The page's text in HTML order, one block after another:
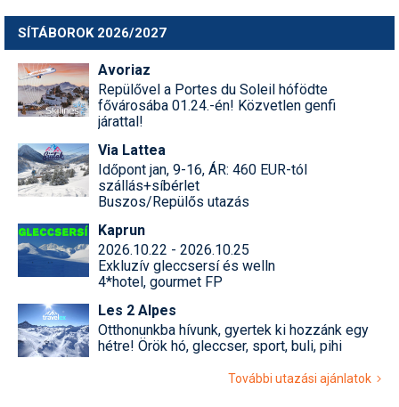
SÍTÁBOROK 2026/2027
Avoriaz
Repülővel a Portes du Soleil hófödte
fővárosába 01.24.-én! Közvetlen genfi
járattal!
Via Lattea
Időpont jan, 9-16, ÁR: 460 EUR-tól
szállás+síbérlet
Buszos/Repülős utazás
Kaprun
2026.10.22 - 2026.10.25
Exkluzív gleccsersí és welln
4*hotel, gourmet FP
Les 2 Alpes
Otthonunkba hívunk, gyertek ki hozzánk egy
hétre! Örök hó, gleccser, sport, buli, pihi
További utazási ajánlatok